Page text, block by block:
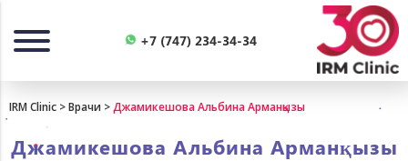
+7 (747) 234-34-34
IRM Clinic >Врачи >Джамикешова Альбина Арманқызы
Джамикешова Альбина Арманқызы